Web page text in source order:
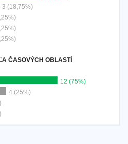
3 (18,75%)
ČASOVÝCH OBLASTÍ
12 (75%)
4 (25%)